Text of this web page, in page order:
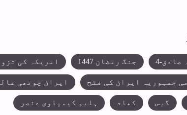
صادق-4 جنگ رمضان 1447 امریکہ کی
جمہوریہ ایران کی فتح ایران چوتھی
گیس کھاد ہلیم کیمیاوی عنصر